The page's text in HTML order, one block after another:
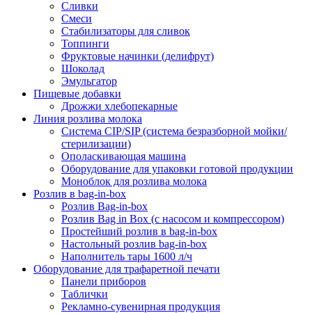
Сливки
Смеси
Стабилизаторы для сливок
Топпинги
Фруктовые начинки (делифрут)
Шоколад
Эмульгатор
Пищевые добавки
Дрожжи хлебопекарные
Линия розлива молока
Система CIP/SIP (система безразборной мойки/
стерилизации)
Ополаскивающая машина
Оборудование для упаковки готовой продукции
Моноблок для розлива молока
Розлив в bag-in-box
Розлив Bag-in-box
Розлив Bag in Box (с насосом и компрессором)
Простейший розлив в bag-in-box
Настольный розлив bag-in-box
Наполнитель тары 1600 л/ч
Оборудование для трафаретной печати
Панели приборов
Таблички
Рекламно-сувенирная продукция